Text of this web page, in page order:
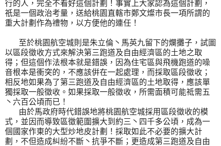
行的人，完全不看好這個計劃！事實上大家認為這個計劃，
祇是一個政治考量，送給桃園直轄市鄭文燦市長一項所謂的
重大計劃作為禮物，以方便他的連任！
至於桃園航空城則是朱立倫丶馬英九留下的爛攤子，試圖
以區段徵收方式來解決第三跑道及自由經濟區的土地之取
得；但這個作法根本就是錯誤，因為住宅區與飛機跑道的噪
音根本是衝突的，不應該倂在一起處理，而採取區段徵收；
相反地如果為了第三跑道及自由經濟區的土地取得，應該單
獨採取一般徵收。如果採取一般徵收，所需面積可能祗需五
丶六百公頃而已！
由於馬政府時代錯誤地將桃園航空城採用區段徵收的模
式，並因而導致區徵範圍擴大到約三丶四千多公頃，成為一
個國家作東的大型炒地皮計劃！採取如此不必要的擴大計
劃，不但造成糾紛不斷丶抗爭不斷；更造成第三跑道及自由